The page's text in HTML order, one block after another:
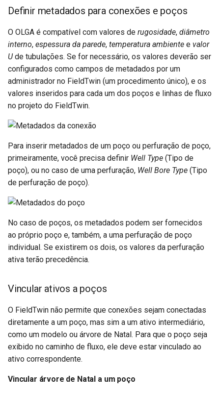
s
a
Menu Export (Exportar)
Menu Import (Importar)
Importação/exportação do
AutoCAD
Sistema de metadados
Organização (Administrador
de TI)
Biblioteca de ativos do
projeto
Modo de exibição do projeto
Notas da Versão
Rule Engine (Mecanismo de
regras)
Formatos compatíveis
Configurações do usuário
Camada Vetorial (Vector
Layer)
Problemas de caminhos de
fluxo
Caminhos de fluxo com um
poço
Continuar no OLGA
Definir metadados para conexões e poços
O OLGA é compatível com valores de rugosidade, diâmetro
interno, espessura da parede, temperatura ambiente e valor
Ude tubulações. Se for necessário, os valores deverão ser
configurados como campos de metadados por um
administrador no FieldTwin (um procedimento único), e os
valores inseridos para cada um dos poços e linhas de fluxo
no projeto do FieldTwin.
Para inserir metadados de um poço ou perfuração de poço,
primeiramente, você precisa definir Well Type (Tipo de
poço), ou no caso de uma perfuração, Well Bore Type (Tipo
de perfuração de poço).
No caso de poços, os metadados podem ser fornecidos
ao próprio poço e, também, a uma perfuração de poço
individual. Se existirem os dois, os valores da perfuração
ativa terão precedência.
Vincular ativos a poços
O FieldTwin não permite que conexões sejam conectadas
diretamente a um poço, mas sim a um ativo intermediário,
como um modelo ou árvore de Natal. Para que o poço seja
exibido no caminho de fluxo, ele deve estar vinculado ao
ativo correspondente.
Vincular árvore de Natal a um poço